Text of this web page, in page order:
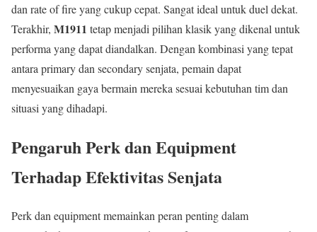
dan rate of fire yang cukup cepat. Sangat ideal untuk duel dekat.
Terakhir, M1911 tetap menjadi pilihan klasik yang dikenal untuk
performa yang dapat diandalkan. Dengan kombinasi yang tepat
antara primary dan secondary senjata, pemain dapat
menyesuaikan gaya bermain mereka sesuai kebutuhan tim dan
situasi yang dihadapi.
Pengaruh Perk dan Equipment
Terhadap Efektivitas Senjata
Perk dan equipment memainkan peran penting dalam